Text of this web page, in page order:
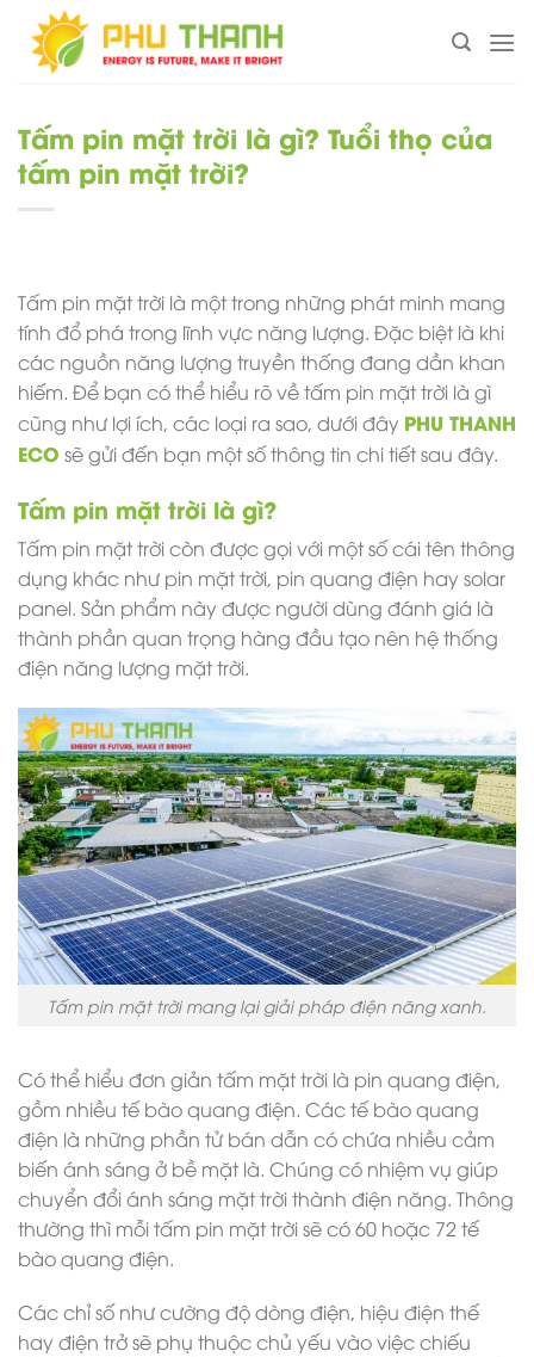
Chuyển
đến
Tấm pin mặt trời là gì? Tuổi thọ của
tấm pin mặt trời?
Tấm pin mặt trời là một trong những phát minh mang
tính đổ phá trong lĩnh vực năng lượng. Đặc biệt là khi
các nguồn năng lượng truyền thống đang dần khan
hiếm. Để bạn có thể hiểu rõ về tấm pin mặt trời là gì
cũng như lợi ích, các loại ra sao, dưới đây PHU THANH
ECO sẽ gửi đến bạn một số thông tin chi tiết sau đây.
Tấm pin mặt trời là gì?
Tấm pin mặt trời còn được gọi với một số cái tên thông
dụng khác như pin mặt trời, pin quang điện hay solar
panel. Sản phẩm này được người dùng đánh giá là
thành phần quan trọng hàng đầu tạo nên hệ thống
điện năng lượng mặt trời.
Tấm pin mặt trời mang lại giải pháp điện năng xanh.
Có thể hiểu đơn giản tấm mặt trời là pin quang điện,
gồm nhiều tế bào quang điện. Các tế bào quang
điện là những phần tử bán dẫn có chứa nhiều cảm
biến ánh sáng ở bề mặt là. Chúng có nhiệm vụ giúp
chuyển đổi ánh sáng mặt trời thành điện năng. Thông
thường thì mỗi tấm pin mặt trời sẽ có 60 hoặc 72 tế
bào quang điện.
Các chỉ số như cường độ dòng điện, hiệu điện thế
hay điện trở sẽ phụ thuộc chủ yếu vào việc chiếu